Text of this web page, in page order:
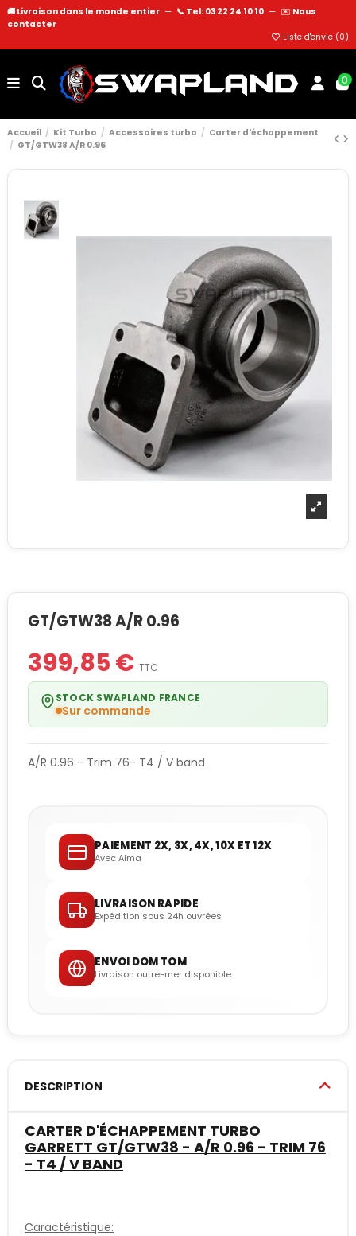
🚚 Livraison dans le monde entier — 📞 Tel: 03 22 24 10 10 — ✉️ Nous
contacter
Liste d'envie (0)
0
Accueil Kit Turbo Accessoires turbo
Carter d'échappement
GT/GTW38 A/R 0.96
GT/GTW38 A/R 0.96
399,85 € TTC
STOCK SWAPLAND FRANCE
Sur commande
A/R 0.96 - Trim 76- T4 / V band
PAIEMENT 2X, 3X, 4X, 10X ET 12X
Avec Alma
LIVRAISON RAPIDE
Expédition sous 24h ouvrées
ENVOI DOM TOM
Livraison outre-mer disponible
DESCRIPTION
CARTER D'ÉCHAPPEMENT TURBO
GARRETT GT/GTW38 - A/R 0.96 - TRIM 76
- T4 / V BAND
Caractéristique: